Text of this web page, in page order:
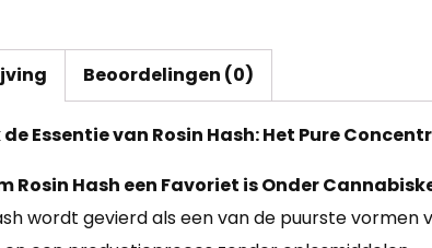
Beoordelingen (0)
Essentie van Rosin Hash: Het Pure
Rosin Hash een Favoriet is Onder
wordt gevierd als een van de puurste